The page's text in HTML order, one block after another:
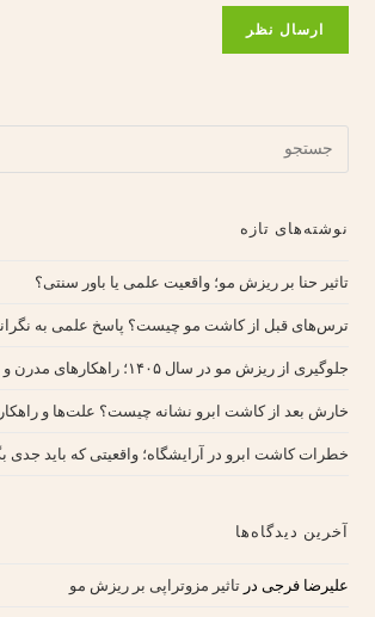
نوشته‌های تازه
تاثیر حنا بر ریزش مو؛ واقعیت علمی یا باور سنتی؟
ترس‌های قبل از کاشت مو چیست؟ پاسخ علمی به
جلوگیری از ریزش مو در سال ۱۴۰۵؛ راهکارهای مدرن و علمی
خارش بعد از کاشت ابرو نشانه چیست؟ علت‌ها و
خطرات کاشت ابرو در آرایشگاه؛ واقعیتی که باید جدی
آخرین دیدگاه‌ها
علیرضا فرجی درتاثیر مزوتراپی بر ریزش مو